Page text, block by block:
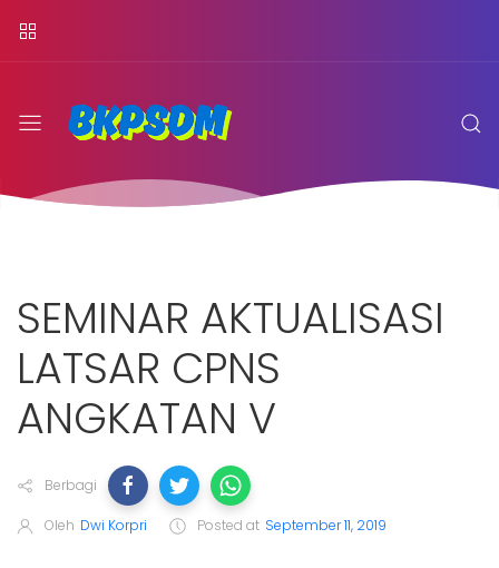
SEMINAR AKTUALISASI
LATSAR CPNS
ANGKATAN V
Berbagi
Oleh Dwi Korpri Posted at September 11, 2019